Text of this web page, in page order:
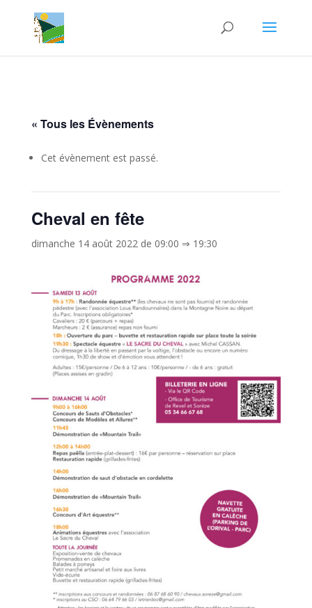
« Tous les Évènements
Cet évènement est passé.
Cheval en fête
dimanche 14 août 2022 de 09:00 ⇒ 19:30